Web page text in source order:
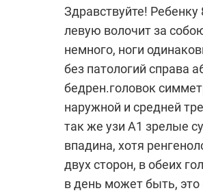
Здравствуйте!
левую волочит за
немного, ноги
без патологий справа
бедрен.головок
наружной и средней
так же узи А1 зрелые
впадина, хотя
двух сторон, в обеих
в день может быть,